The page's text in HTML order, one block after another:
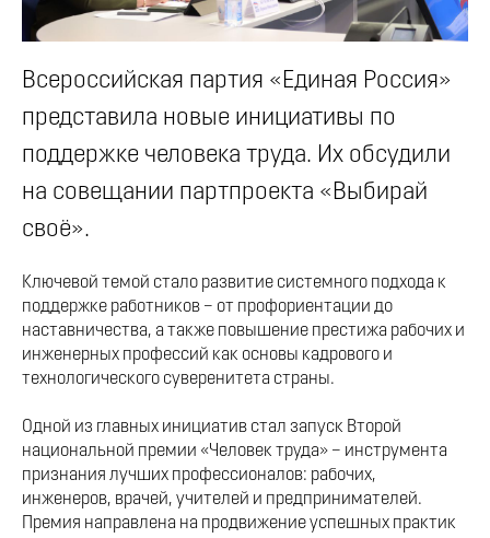
Всероссийская партия «Единая Россия»
представила новые инициативы по
поддержке человека труда. Их обсудили
на совещании партпроекта «Выбирай
своё».
Ключевой темой стало развитие системного подхода к
поддержке работников – от профориентации до
наставничества, а также повышение престижа рабочих и
инженерных профессий как основы кадрового и
технологического суверенитета страны.
Одной из главных инициатив стал запуск Второй
национальной премии «Человек труда» – инструмента
признания лучших профессионалов: рабочих,
инженеров, врачей, учителей и предпринимателей.
Премия направлена на продвижение успешных практик